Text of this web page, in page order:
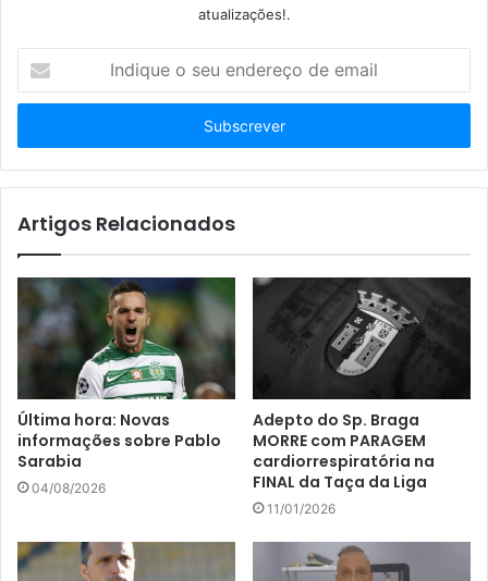
atualizações!.
d
q
u
o
e
e
r
e
ç
o
d
e
m
Artigos Relacionados
Última hora: Novas
informações sobre Pablo
Sarabia
04/08/2026
Adepto do Sp. Braga
MORRE com PARAGEM
cardiorrespiratória na
FINAL da Taça da Liga
11/01/2026